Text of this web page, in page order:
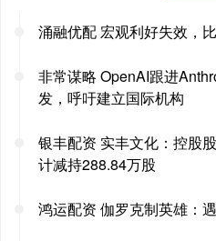
涌融优配 宏观利好失效，
非常谋略 OpenAI跟进
发，呼吁建立国际机构
银丰配资 实丰文化：控股
计减持288.84万股
鸿运配资 伽罗克制英雄：